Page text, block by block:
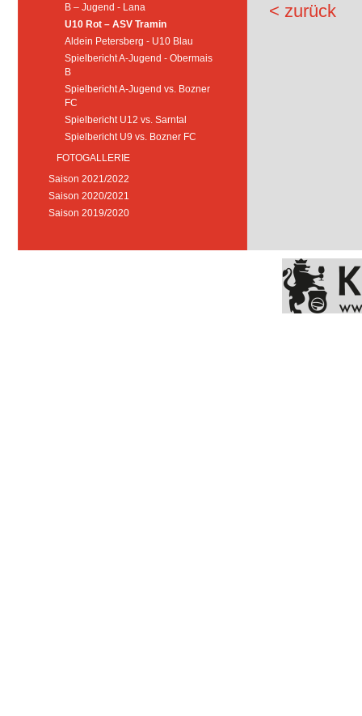
B – Jugend - Lana
U10 Rot – ASV Tramin
Aldein Petersberg - U10 Blau
Spielbericht A-Jugend - Obermais
B
Spielbericht A-Jugend vs. Bozner
FC
Spielbericht U12 vs. Sarntal
Spielbericht U9 vs. Bozner FC
FOTOGALLERIE
Saison 2021/2022
Saison 2020/2021
Saison 2019/2020
< zurück